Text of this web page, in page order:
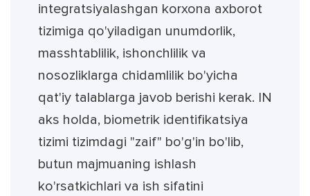
integratsiyalashgan korxona axborot
tizimiga qo'yiladigan unumdorlik,
masshtablilik, ishonchlilik va
nosozliklarga chidamlilik bo'yicha
qat'iy talablarga javob berishi kerak. IN
aks holda, biometrik identifikatsiya
tizimi tizimdagi "zaif" bo'g'in bo'lib,
butun majmuaning ishlash
ko'rsatkichlari va ish sifatini